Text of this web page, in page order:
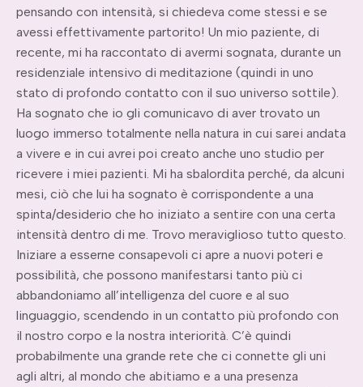
pensando con intensità, si chiedeva come stessi e se
avessi effettivamente partorito! Un mio paziente, di
recente, mi ha raccontato di avermi sognata, durante un
residenziale intensivo di meditazione (quindi in uno
stato di profondo contatto con il suo universo sottile).
Ha sognato che io gli comunicavo di aver trovato un
luogo immerso totalmente nella natura in cui sarei andata
a vivere e in cui avrei poi creato anche uno studio per
ricevere i miei pazienti. Mi ha sbalordita perché, da alcuni
mesi, ciò che lui ha sognato è corrispondente a una
spinta/desiderio che ho iniziato a sentire con una certa
intensità dentro di me. Trovo meraviglioso tutto questo.
Iniziare a esserne consapevoli ci apre a nuovi poteri e
possibilità, che possono manifestarsi tanto più ci
abbandoniamo all’intelligenza del cuore e al suo
linguaggio, scendendo in un contatto più profondo con
il nostro corpo e la nostra interiorità. C’è quindi
probabilmente una grande rete che ci connette gli uni
agli altri, al mondo che abitiamo e a una presenza